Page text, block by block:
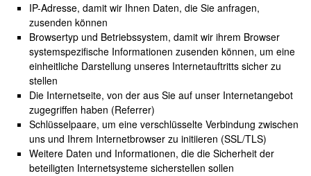
IP-Adresse, damit wir Ihnen Daten, die Sie anfragen,
zusenden können
Browsertyp und Betriebssystem, damit wir ihrem Browser
systemspezifische Informationen zusenden können, um eine
einheitliche Darstellung unseres Internetauftritts sicher zu
stellen
Die Internetseite, von der aus Sie auf unser Internetangebot
zugegriffen haben (Referrer)
Schlüsselpaare, um eine verschlüsselte Verbindung zwischen
uns und Ihrem Internetbrowser zu initiieren (SSL/TLS)
Weitere Daten und Informationen, die die Sicherheit der
beteiligten Internetsysteme sicherstellen sollen